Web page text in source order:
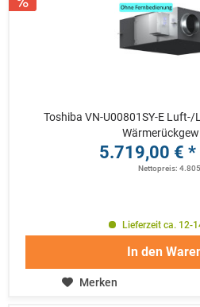
Toshiba VN-U00801SY-E
5.719,00 € *
Nettopreis:
Lieferzeit ca. 12-
In den
Merken